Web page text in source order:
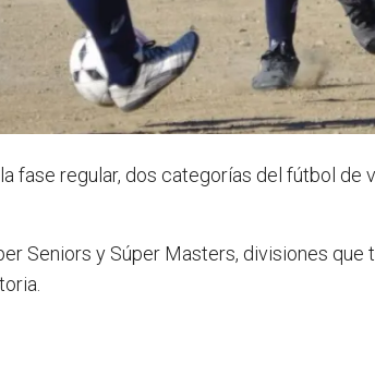
fase regular, dos categorías del fútbol de
Seniors y Súper Masters, divisiones que